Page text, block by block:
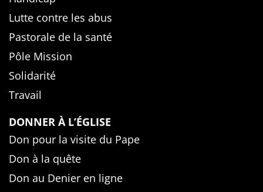
Lutte contre les abus
Pastorale de la santé
Pôle Mission
Solidarité
Travail
DONNER À L’ÉGLISE
Don pour la visite du Pape
Don à la quête
Don au Denier en ligne